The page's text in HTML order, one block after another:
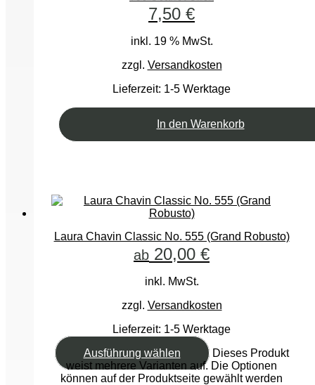
7,50 €
inkl. 19 % MwSt.
zzgl. Versandkosten
Lieferzeit: 1-5 Werktage
In den Warenkorb
Laura Chavin Classic No. 555 (Grand Robusto)
ab 20,00 €
inkl. MwSt.
zzgl. Versandkosten
Lieferzeit: 1-5 Werktage
Ausführung wählen
Dieses Produkt
weist mehrere Varianten auf. Die Optionen
können auf der Produktseite gewählt werden